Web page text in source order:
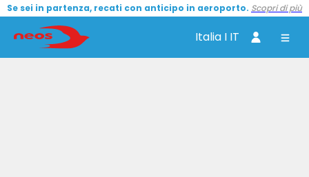
Se sei in partenza, recati con anticipo in aeroporto. Scopri di più
Italia I IT